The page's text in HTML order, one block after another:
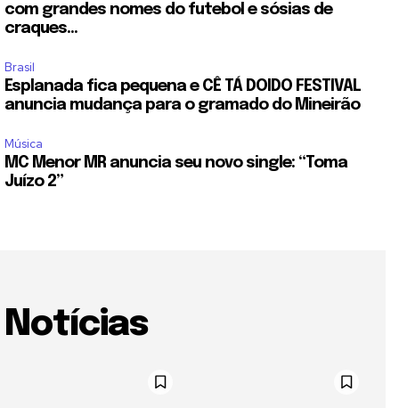
com grandes nomes do futebol e sósias de
craques...
Brasil
Esplanada fica pequena e CÊ TÁ DOIDO FESTIVAL
anuncia mudança para o gramado do Mineirão
Música
MC Menor MR anuncia seu novo single: “Toma
Juízo 2”
Notícias